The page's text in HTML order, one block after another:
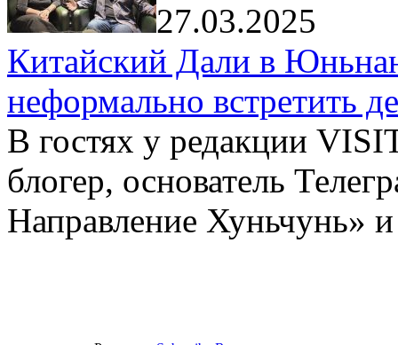
27.03.2025
Китайский Дали в
неформально встретить
В гостях у редакции
блогер, основатель
Направление Хуньчунь»